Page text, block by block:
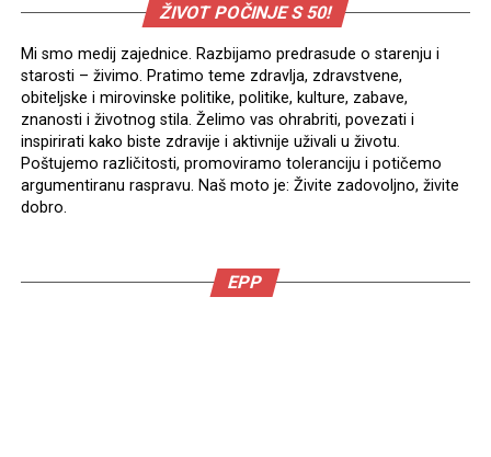
ŽIVOT POČINJE S 50!
Mi smo medij zajednice. Razbijamo predrasude o starenju i
starosti – živimo. Pratimo teme zdravlja, zdravstvene,
obiteljske i mirovinske politike, politike, kulture, zabave,
znanosti i životnog stila. Želimo vas ohrabriti, povezati i
inspirirati kako biste zdravije i aktivnije uživali u životu.
Poštujemo različitosti, promoviramo toleranciju i potičemo
argumentiranu raspravu. Naš moto je: Živite zadovoljno, živite
dobro.
EPP